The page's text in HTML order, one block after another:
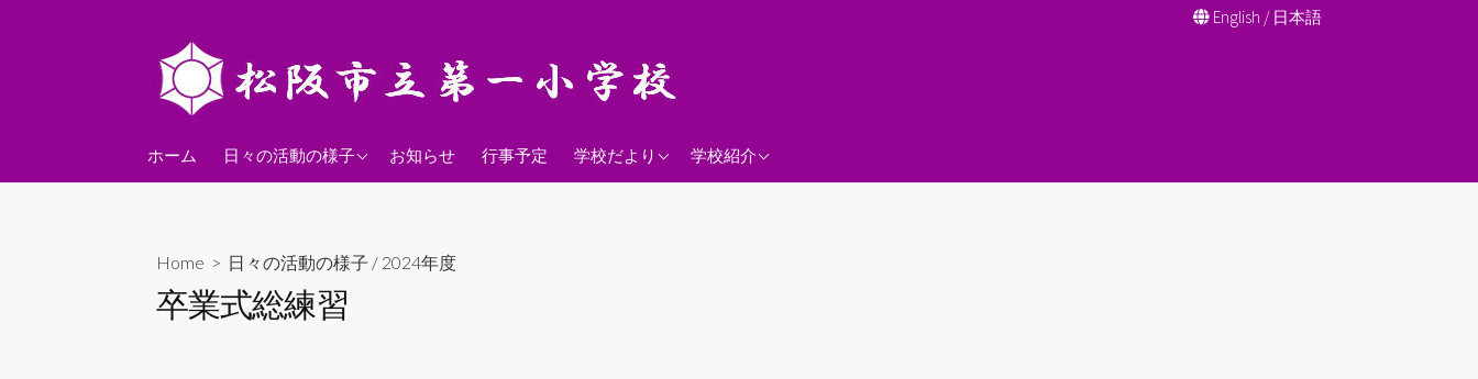
ス
English / 日本語
ホーム 日々の活動の様子
2026年度
お知らせ 行事予定 学校だより
2026年度 学校紹介
学校経営方針
Home > 日々の活動の様子 / 2024年度
卒業式総練習